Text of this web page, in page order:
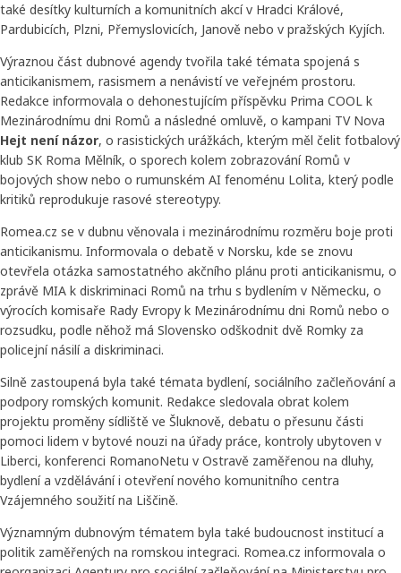
také desítky kulturních a komunitních akcí v Hradci Králové,
Pardubicích, Plzni, Přemyslovicích, Janově nebo v pražských Kyjích.
Výraznou část dubnové agendy tvořila také témata spojená s
anticikanismem, rasismem a nenávistí ve veřejném prostoru.
Redakce informovala o dehonestujícím příspěvku Prima COOL k
Mezinárodnímu dni Romů a následné omluvě, o kampani TV Nova
Hejt není názor, o rasistických urážkách, kterým měl čelit fotbalový
klub SK Roma Mělník, o sporech kolem zobrazování Romů v
bojových show nebo o rumunském AI fenoménu Lolita, který podle
kritiků reprodukuje rasové stereotypy.
Romea.cz se v dubnu věnovala i mezinárodnímu rozměru boje proti
anticikanismu. Informovala o debatě v Norsku, kde se znovu
otevřela otázka samostatného akčního plánu proti anticikanismu, o
zprávě MIA k diskriminaci Romů na trhu s bydlením v Německu, o
výrocích komisaře Rady Evropy k Mezinárodnímu dni Romů nebo o
rozsudku, podle něhož má Slovensko odškodnit dvě Romky za
policejní násilí a diskriminaci.
Silně zastoupená byla také témata bydlení, sociálního začleňování a
podpory romských komunit. Redakce sledovala obrat kolem
projektu proměny sídliště ve Šluknově, debatu o přesunu části
pomoci lidem v bytové nouzi na úřady práce, kontroly ubytoven v
Liberci, konferenci RomanoNetu v Ostravě zaměřenou na dluhy,
bydlení a vzdělávání i otevření nového komunitního centra
Vzájemného soužití na Liščině.
Významným dubnovým tématem byla také budoucnost institucí a
politik zaměřených na romskou integraci. Romea.cz informovala o